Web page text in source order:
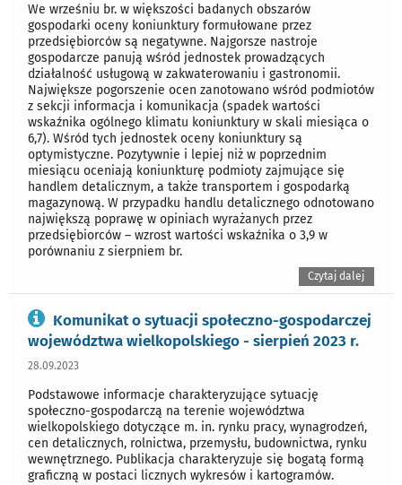
We wrześniu br. w większości badanych obszarów
gospodarki oceny koniunktury formułowane przez
przedsiębiorców są negatywne. Najgorsze nastroje
gospodarcze panują wśród jednostek prowadzących
działalność usługową w zakwaterowaniu i gastronomii.
Największe pogorszenie ocen zanotowano wśród podmiotów
z sekcji informacja i komunikacja (spadek wartości
wskaźnika ogólnego klimatu koniunktury w skali miesiąca o
6,7). Wśród tych jednostek oceny koniunktury są
optymistyczne. Pozytywnie i lepiej niż w poprzednim
miesiącu oceniają koniunkturę podmioty zajmujące się
handlem detalicznym, a także transportem i gospodarką
magazynową. W przypadku handlu detalicznego odnotowano
największą poprawę w opiniach wyrażanych przez
przedsiębiorców – wzrost wartości wskaźnika o 3,9 w
porównaniu z sierpniem br.
Czytaj dalej
Komunikat o sytuacji społeczno-gospodarczej
województwa wielkopolskiego - sierpień 2023 r.
28.09.2023
Podstawowe informacje charakteryzujące sytuację
społeczno-gospodarczą na terenie województwa
wielkopolskiego dotyczące m. in. rynku pracy, wynagrodzeń,
cen detalicznych, rolnictwa, przemysłu, budownictwa, rynku
wewnętrznego. Publikacja charakteryzuje się bogatą formą
graficzną w postaci licznych wykresów i kartogramów.